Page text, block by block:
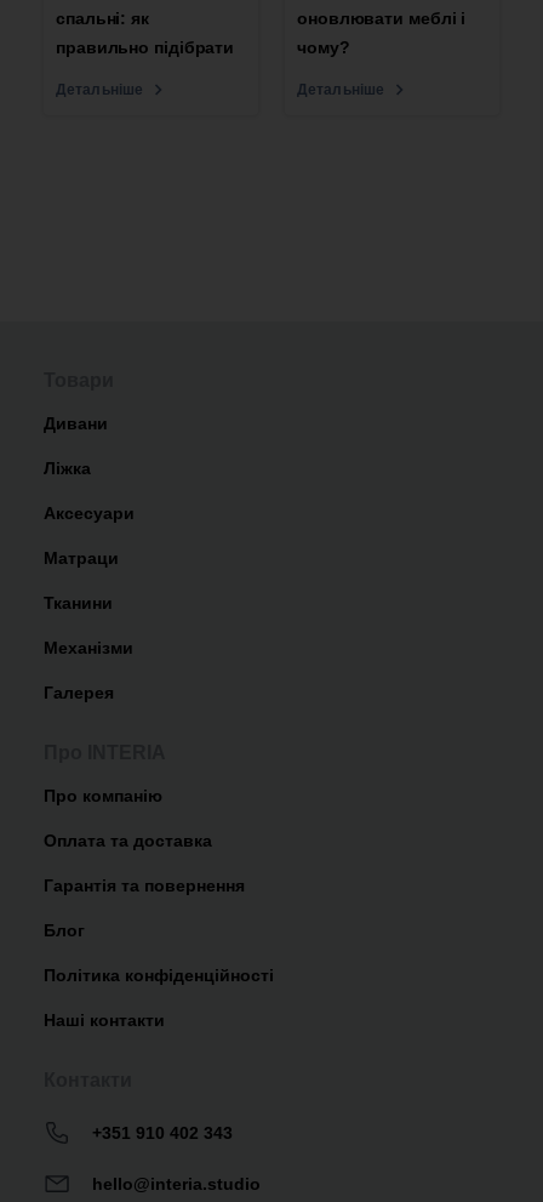
спальні: як
правильно підібрати
Детальніше
оновлювати меблі і
чому?
Детальніше
Дивани
Ліжка
Аксесуари
Матраци
Тканини
Механізми
Галерея
Про компанію
Оплата та доставка
Гарантія та повернення
Блог
Політика конфіденційності
Наші контакти
+351 910 402 343
hello@interia.studio